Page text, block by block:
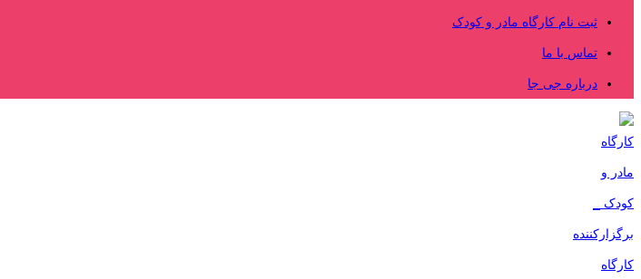
ثبت نام کارگاه مادر و کودک
تماس با ما
درباره جی جا